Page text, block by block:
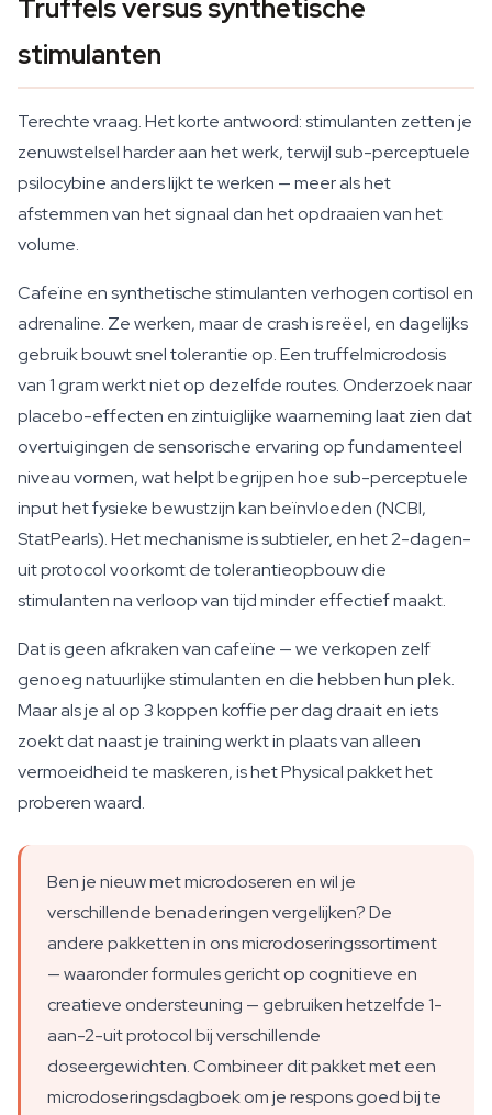
Truffels versus synthetische
stimulanten
Terechte vraag. Het korte antwoord: stimulanten zetten je
zenuwstelsel harder aan het werk, terwijl sub-perceptuele
psilocybine anders lijkt te werken — meer als het
afstemmen van het signaal dan het opdraaien van het
volume.
Cafeïne en synthetische stimulanten verhogen cortisol en
adrenaline. Ze werken, maar de crash is reëel, en dagelijks
gebruik bouwt snel tolerantie op. Een truffelmicrodosis
van 1 gram werkt niet op dezelfde routes. Onderzoek naar
placebo-effecten en zintuiglijke waarneming laat zien dat
overtuigingen de sensorische ervaring op fundamenteel
niveau vormen, wat helpt begrijpen hoe sub-perceptuele
input het fysieke bewustzijn kan beïnvloeden (NCBI,
StatPearls). Het mechanisme is subtieler, en het 2-dagen-
uit protocol voorkomt de tolerantieopbouw die
stimulanten na verloop van tijd minder effectief maakt.
Dat is geen afkraken van cafeïne — we verkopen zelf
genoeg natuurlijke stimulanten en die hebben hun plek.
Maar als je al op 3 koppen koffie per dag draait en iets
zoekt dat naast je training werkt in plaats van alleen
vermoeidheid te maskeren, is het Physical pakket het
proberen waard.
Ben je nieuw met microdoseren en wil je
verschillende benaderingen vergelijken? De
andere pakketten in ons microdoseringssortiment
— waaronder formules gericht op cognitieve en
creatieve ondersteuning — gebruiken hetzelfde 1-
aan-2-uit protocol bij verschillende
doseergewichten. Combineer dit pakket met een
microdoseringsdagboek om je respons goed bij te